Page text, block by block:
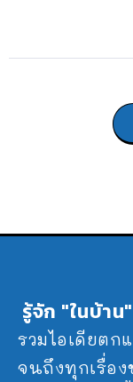
รู้จัก "ในบ้าน"
รวมไอเดียตก
จนถึงทุกเรื่อ